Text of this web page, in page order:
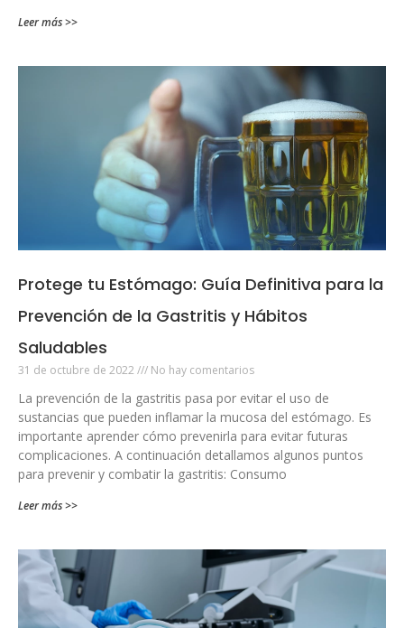
Leer más >>
Protege tu Estómago: Guía Definitiva para la
Prevención de la Gastritis y Hábitos
Saludables
31 de octubre de 2022 No hay comentarios
La prevención de la gastritis pasa por evitar el uso de
sustancias que pueden inflamar la mucosa del estómago. Es
importante aprender cómo prevenirla para evitar futuras
complicaciones. A continuación detallamos algunos puntos
para prevenir y combatir la gastritis: Consumo
Leer más >>